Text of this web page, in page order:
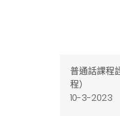
普通話課程
程）
10-3-2023